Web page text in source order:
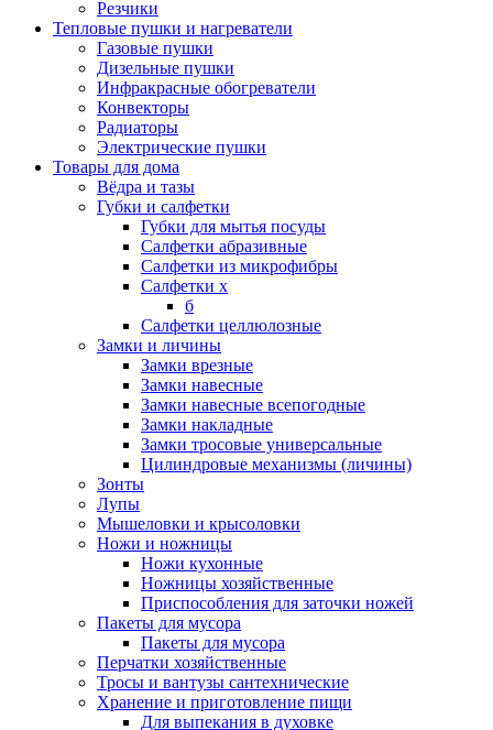
Резчики
Тепловые пушки и нагреватели
Газовые пушки
Дизельные пушки
Инфракрасные обогреватели
Конвекторы
Радиаторы
Электрические пушки
Товары для дома
Вёдра и тазы
Губки и салфетки
Губки для мытья посуды
Салфетки абразивные
Салфетки из микрофибры
Салфетки х
б
Салфетки целлюлозные
Замки и личины
Замки врезные
Замки навесные
Замки навесные всепогодные
Замки накладные
Замки тросовые универсальные
Цилиндровые механизмы (личины)
Зонты
Лупы
Мышеловки и крысоловки
Ножи и ножницы
Ножи кухонные
Ножницы хозяйственные
Приспособления для заточки ножей
Пакеты для мусора
Пакеты для мусора
Перчатки хозяйственные
Тросы и вантузы сантехнические
Хранение и приготовление пищи
Для выпекания в духовке